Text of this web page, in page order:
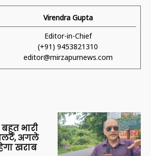
Virendra Gupta
Editor-in-Chief
(+91) 9453821310
editor@mirzapurnews.com
बहुत भारी
अगले
खराब